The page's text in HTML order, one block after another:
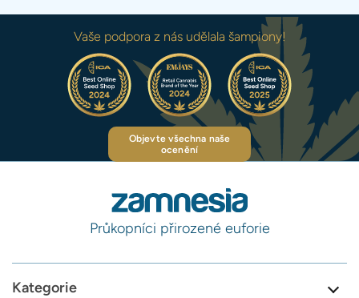
Vaše podpora z nás udělala šampiony!
Objevte všechna naše
ocenění
Průkopníci přirozené euforie
Kategorie